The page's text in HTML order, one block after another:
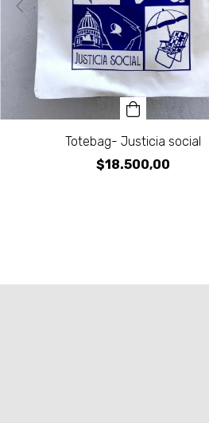
Totebag- Justicia social
$18.500,00